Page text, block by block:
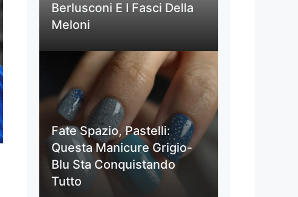
Berlusconi E I Fasci Della
Meloni
Fate Spazio, Pastelli:
Questa Manicure Grigio-
Blu Sta Conquistando
Tutto